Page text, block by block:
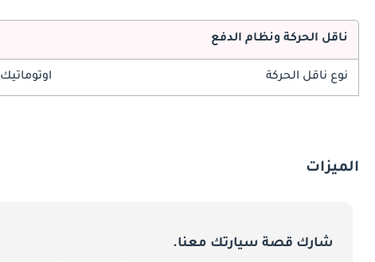
ناقل الحركة ونظام الدفع
نوع ناقل الحركة اوتوماتيك
الميزات
شارك قصة سيارتك معنا.